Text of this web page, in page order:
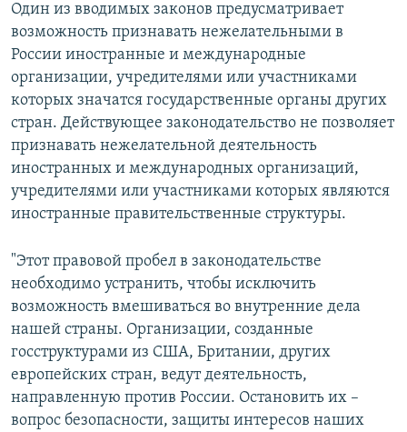
Один из вводимых законов предусматривает
возможность признавать нежелательными в
России иностранные и международные
организации, учредителями или участниками
которых значатся государственные органы других
стран. Действующее законодательство не позволяет
признавать нежелательной деятельность
иностранных и международных организаций,
учредителями или участниками которых являются
иностранные правительственные структуры.
"Этот правовой пробел в законодательстве
необходимо устранить, чтобы исключить
возможность вмешиваться во внутренние дела
нашей страны. Организации, созданные
госструктурами из США, Британии, других
европейских стран, ведут деятельность,
направленную против России. Остановить их –
вопрос безопасности, защиты интересов наших